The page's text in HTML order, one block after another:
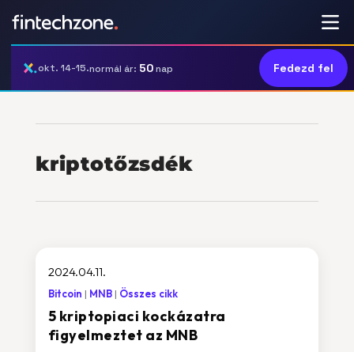
okt. 14-15.normál ár: 50nap Fedezd fel
kriptotőzsdék
5 kriptopiaci kockázatra
figyelmeztet az MNB
2024.04.11.
Bitcoin MNB Összes cikk